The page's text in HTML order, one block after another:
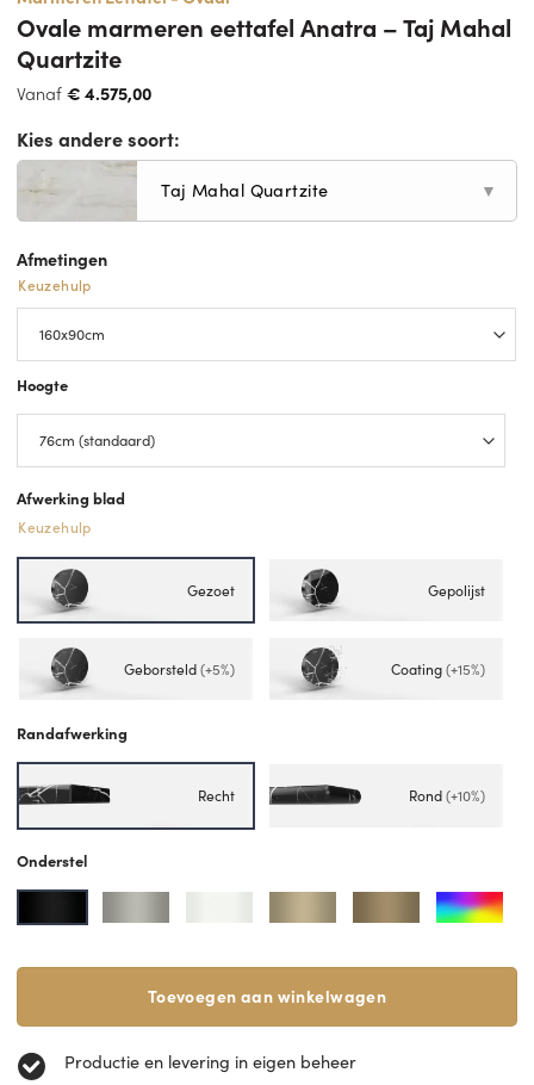
Ovale marmeren eettafel Anatra – Taj Mahal
Quartzite
Vanaf€ 4.575,00
Kies andere soort:
Taj Mahal Quartzite ▼
Afmetingen
Keuzehulp
Hoogte
Afwerking blad
Keuzehulp
Gezoet Gepolijst
Geborsteld(+5%) Coating(+15%)
Randafwerking
Recht Rond(+10%)
Onderstel
Toevoegen aan winkelwagen
Productie en levering in eigen beheer